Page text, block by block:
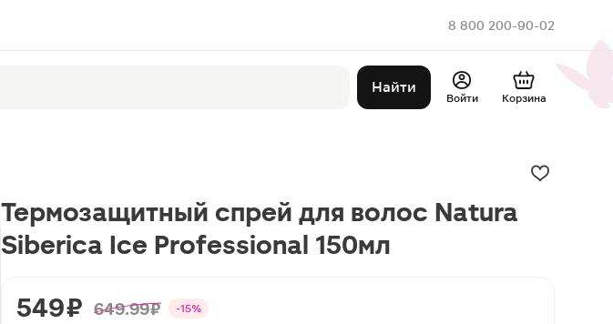
8 800 200-90-02
Найти
Войти Корзина
Термозащитный спрей для волос Natura
Siberica Ice Professional 150мл
549 ₽ 649.99 ₽ -15%